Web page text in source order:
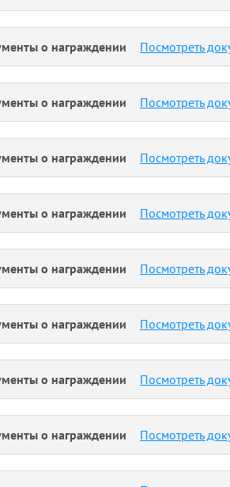
о награждении Посмотреть
о награждении Посмотреть
о награждении Посмотреть
о награждении Посмотреть
о награждении Посмотреть
о награждении Посмотреть
о награждении Посмотреть
о награждении Посмотреть